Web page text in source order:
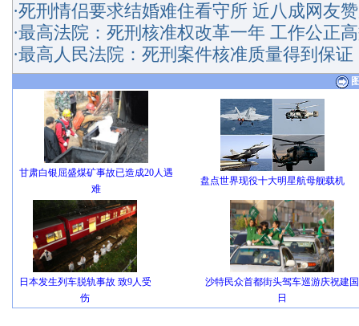
·死刑情侣要求结婚难住看守所 近八成网友
·最高法院：死刑核准权改革一年 工作公正
·最高人民法院：死刑案件核准质量得到保证
甘肃白银屈盛煤矿事故已造成20人遇
难
盘点世界现役十大明星航母舰载机
日本发生列车脱轨事故 致9人受
伤
沙特民众首都街头驾车巡游庆祝建国
日